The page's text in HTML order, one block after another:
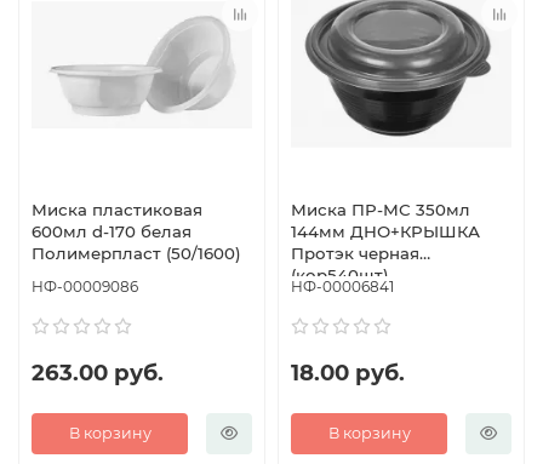
Миска пластиковая
600мл d-170 белая
Полимерпласт (50/1600)
НФ-00009086
263.00 руб.
В корзину
Миска ПР-МС 350мл
144мм ДНО+КРЫШКА
Протэк черная
(кор540шт)
НФ-00006841
18.00 руб.
В корзину